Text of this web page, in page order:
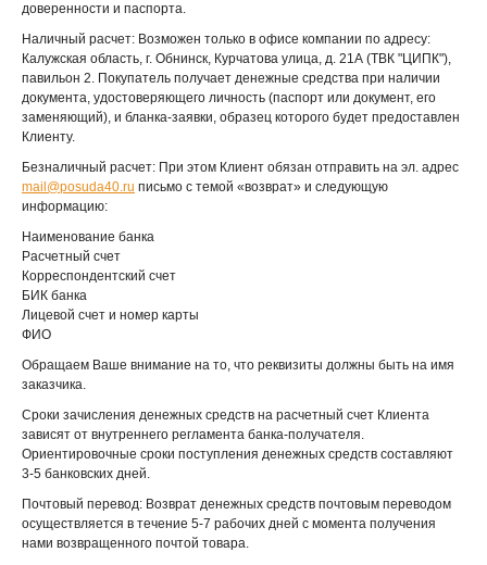
доверенности и паспорта.
Наличный расчет: Возможен только в офисе компании по адресу:
Калужская область, г. Обнинск, Курчатова улица, д. 21А (ТВК "ЦИПК"),
павильон 2. Покупатель получает денежные средства при наличии
документа, удостоверяющего личность (паспорт или документ, его
заменяющий), и бланка-заявки, образец которого будет предоставлен
Клиенту.
Безналичный расчет: При этом Клиент обязан отправить на эл. адрес
mail@posuda40.ru письмо с темой «возврат» и следующую
информацию:
Наименование банка
Расчетный счет
Корреспондентский счет
БИК банка
Лицевой счет и номер карты
ФИО
Обращаем Ваше внимание на то, что реквизиты должны быть на имя
заказчика.
Сроки зачисления денежных средств на расчетный счет Клиента
зависят от внутреннего регламента банка-получателя.
Ориентировочные сроки поступления денежных средств составляют
3-5 банковских дней.
Почтовый перевод: Возврат денежных средств почтовым переводом
осуществляется в течение 5-7 рабочих дней с момента получения
нами возвращенного почтой товара.